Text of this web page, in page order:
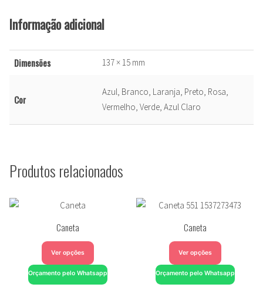
Informação adicional
Dimensões 137 × 15 mm
Cor
Azul, Branco, Laranja, Preto, Rosa,
Vermelho, Verde, Azul Claro
Produtos relacionados
Caneta
Ver opções
Orçamento pelo Whatsapp
Caneta
Ver opções
Orçamento pelo Whatsapp